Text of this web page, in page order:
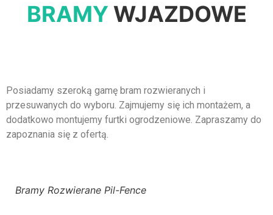
BRAMY WJAZDOWE
Posiadamy szeroką gamę bram rozwieranych i
przesuwanych do wyboru. Zajmujemy się ich montażem, a
dodatkowo montujemy furtki ogrodzeniowe. Zapraszamy do
zapoznania się z ofertą.
Bramy Rozwierane Pil-Fence